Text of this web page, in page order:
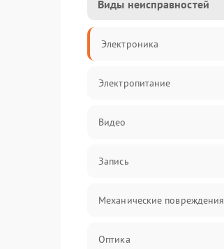
Виды неисправностей
Электроника
Электропитание
Видео
Запись
Механические повреждения
Оптика